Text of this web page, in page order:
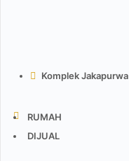
Komplek Jakapurwa
RUMAH
DIJUAL